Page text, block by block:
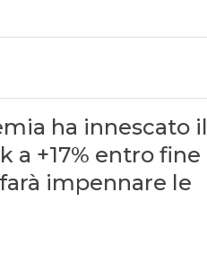
ha innescato il
a +17% entro fine
impennare le